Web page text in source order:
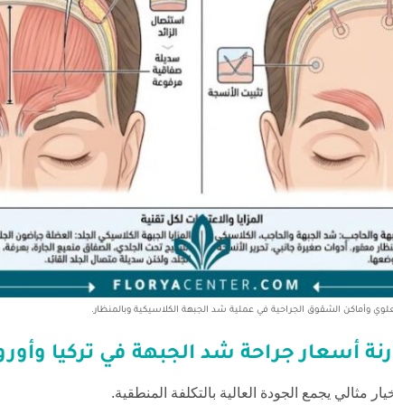
الشقوق الجراحية في عملية شد الجبهة الكلاسيكية وبالمنظار.
أسعار جراحة شد الجبهة في تركيا
مثالي يجمع الجودة العالية بالتكلفة المنطقية.